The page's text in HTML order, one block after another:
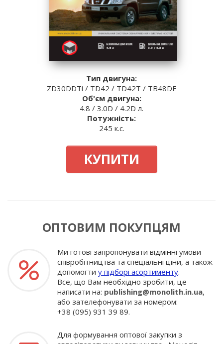
Тип двигуна:
ZD30DDTi / TD42 / TD42T / TB48DE
Об'єм двигуна:
4.8 / 3.0D / 4.2D л.
Потужність:
245 к.с.
КУПИТИ
ОПТОВИМ ПОКУПЦЯМ
Ми готові запропонувати відмінні умови
співробітництва та спеціальні ціни, а також
допомогти у підборі асортименту.
Все, що Вам необхідно зробити, це
написати на: publishing@monolith.in.ua,
або зателефонувати за номером:
+38 (095) 931 39 89.
Для формування оптової закупки з